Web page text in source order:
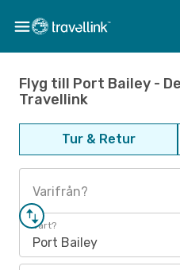
Flyg till Port Bailey -
Travellink
Tur & Retur
Varifrån?
Vart?
Port Bailey